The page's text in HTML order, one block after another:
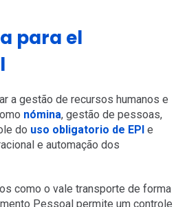
para el
a gestão de recursos humanos e
nómina, gestão de pessoas,
do uso obligatorio de EPI e
e automação dos
como o vale transporte de forma
Pessoal permite um controle